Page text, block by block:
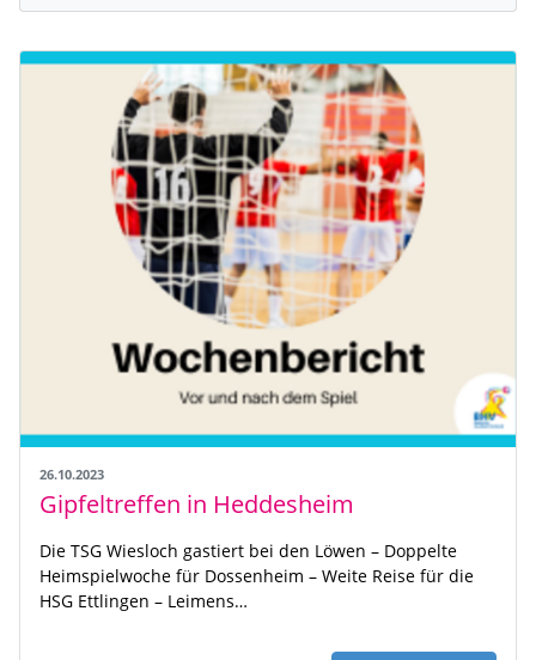
26.10.2023
Gipfeltreffen in Heddesheim
Die TSG Wiesloch gastiert bei den Löwen – Doppelte
Heimspielwoche für Dossenheim – Weite Reise für die
HSG Ettlingen – Leimens…